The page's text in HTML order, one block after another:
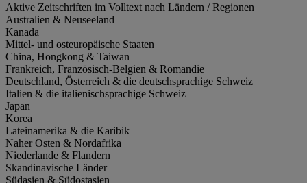
Aktive Zeitschriften im Volltext nach Ländern / Regionen
Australien & Neuseeland
Kanada
Mittel- und osteuropäische Staaten
China, Hongkong & Taiwan
Frankreich, Französisch-Belgien & Romandie
Deutschland, Österreich & die deutschsprachige Schweiz
Italien & die italienischsprachige Schweiz
Japan
Korea
Lateinamerika & die Karibik
Naher Osten & Nordafrika
Niederlande & Flandern
Skandinavische Länder
Südasien & Südostasien